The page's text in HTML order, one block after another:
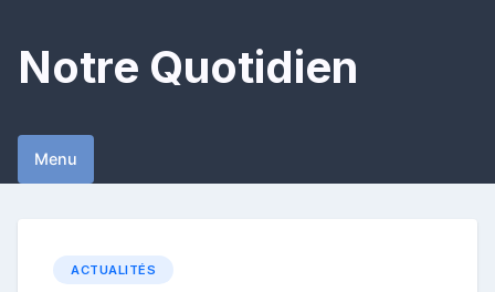
content
Notre Quotidien
Menu
ACTUALITÉS